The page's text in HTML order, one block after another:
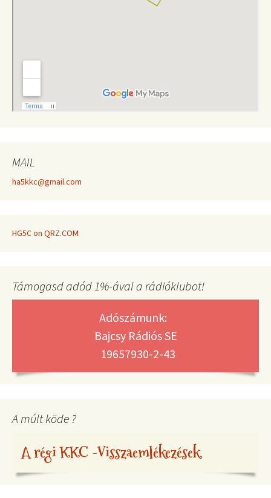
MAIL
ha5kkc@gmail.com
HG5C on QRZ.COM
Támogasd adód 1%-ával a rádióklubot!
Adószámunk:
Bajcsy Rádiós SE
19657930-2-43
A múlt köde ?
A régi KKC -Visszaemlékezések